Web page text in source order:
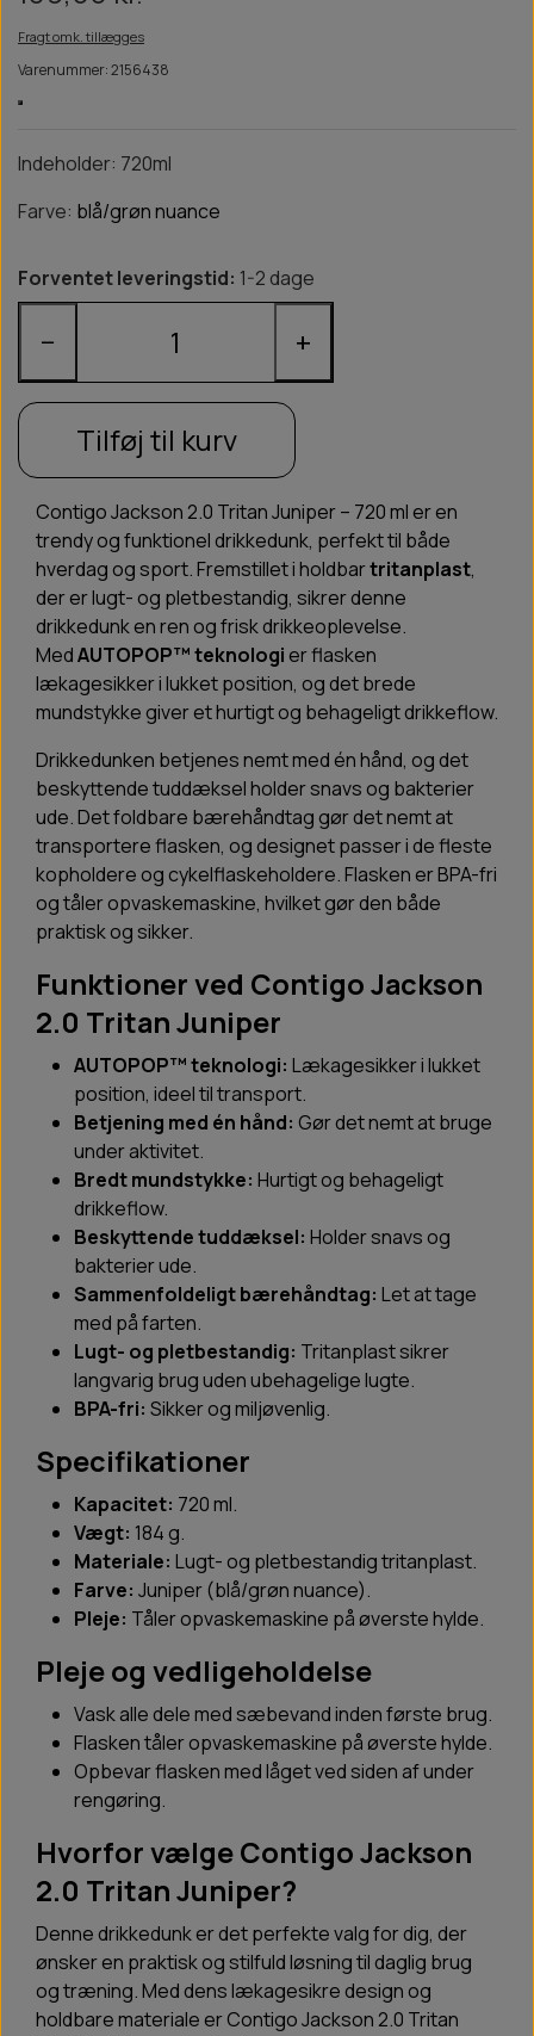
Fragt omk. tillægges
Varenummer: 2156438
Indeholder: 720ml
Farve: blå/grøn nuance
Forventet leveringstid: 1-2 dage
− +
Tilføj til kurv
Contigo Jackson 2.0 Tritan Juniper – 720 ml er en
trendy og funktionel drikkedunk, perfekt til både
hverdag og sport. Fremstillet i holdbartritanplast,
der er lugt- og pletbestandig, sikrer denne
drikkedunk en ren og frisk drikkeoplevelse.
MedAUTOPOP™ teknologier flasken
lækagesikker i lukket position, og det brede
mundstykke giver et hurtigt og behageligt drikkeflow.
Drikkedunken betjenes nemt med én hånd, og det
beskyttende tuddæksel holder snavs og bakterier
ude. Det foldbare bærehåndtag gør det nemt at
transportere flasken, og designet passer i de fleste
kopholdere og cykelflaskeholdere. Flasken er BPA-fri
og tåler opvaskemaskine, hvilket gør den både
praktisk og sikker.
Funktioner ved Contigo Jackson
2.0 Tritan Juniper
AUTOPOP™ teknologi: Lækagesikker i lukket
position, ideel til transport.
Betjening med én hånd: Gør det nemt at bruge
under aktivitet.
Bredt mundstykke: Hurtigt og behageligt
drikkeflow.
Beskyttende tuddæksel: Holder snavs og
bakterier ude.
Sammenfoldeligt bærehåndtag: Let at tage
med på farten.
Lugt- og pletbestandig: Tritanplast sikrer
langvarig brug uden ubehagelige lugte.
BPA-fri: Sikker og miljøvenlig.
Specifikationer
Kapacitet: 720 ml.
Vægt: 184 g.
Materiale: Lugt- og pletbestandig tritanplast.
Farve: Juniper (blå/grøn nuance).
Pleje: Tåler opvaskemaskine på øverste hylde.
Pleje og vedligeholdelse
Vask alle dele med sæbevand inden første brug.
Flasken tåler opvaskemaskine på øverste hylde.
Opbevar flasken med låget ved siden af under
rengøring.
Hvorfor vælge Contigo Jackson
2.0 Tritan Juniper?
Denne drikkedunk er det perfekte valg for dig, der
ønsker en praktisk og stilfuld løsning til daglig brug
og træning. Med dens lækagesikre design og
holdbare materiale er Contigo Jackson 2.0 Tritan